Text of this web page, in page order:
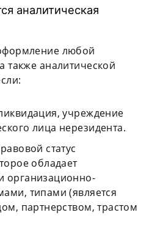
аналитическая
любой
также аналитической
учреждение
лица нерезидента.
статус
обладает
организационно-
типами (является
партнерством, трастом